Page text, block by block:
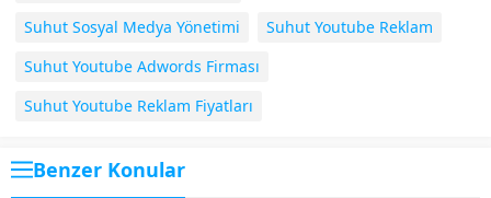
Suhut Sosyal Medya Yönetimi
Suhut Youtube Reklam
Suhut Youtube Adwords Firması
Suhut Youtube Reklam Fiyatları
Benzer Konular